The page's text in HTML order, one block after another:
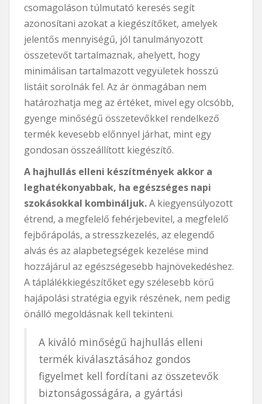
csomagoláson túlmutató keresés segít
azonosítani azokat a kiegészítőket, amelyek
jelentős mennyiségű, jól tanulmányozott
összetevőt tartalmaznak, ahelyett, hogy
minimálisan tartalmazott vegyületek hosszú
listáit sorolnák fel. Az ár önmagában nem
határozhatja meg az értéket, mivel egy olcsóbb,
gyenge minőségű összetevőkkel rendelkező
termék kevesebb előnnyel járhat, mint egy
gondosan összeállított kiegészítő.
A hajhullás elleni készítmények akkor a
leghatékonyabbak, ha egészséges napi
szokásokkal kombináljuk.A kiegyensúlyozott
étrend, a megfelelő fehérjebevitel, a megfelelő
fejbőrápolás, a stresszkezelés, az elegendő
alvás és az alapbetegségek kezelése mind
hozzájárul az egészségesebb hajnövekedéshez.
A táplálékkiegészítőket egy szélesebb körű
hajápolási stratégia egyik részének, nem pedig
önálló megoldásnak kell tekinteni.
A kiváló minőségű hajhullás elleni
termék kiválasztásához gondos
figyelmet kell fordítani az összetevők
biztonságosságára, a gyártási